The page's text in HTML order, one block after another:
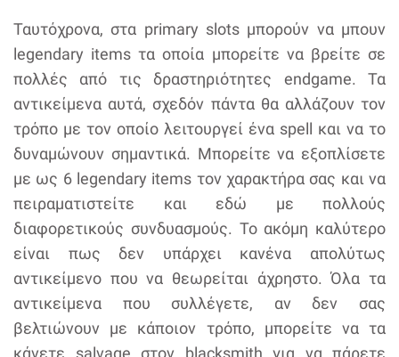
Ταυτόχρονα, στα primary slots μπορούν να μπουν
legendary items τα οποία μπορείτε να βρείτε σε
πολλές από τις δραστηριότητες endgame. Τα
αντικείμενα αυτά, σχεδόν πάντα θα αλλάζουν τον
τρόπο με τον οποίο λειτουργεί ένα spell και να το
δυναμώνουν σημαντικά. Μπορείτε να εξοπλίσετε
με ως 6 legendary items τον χαρακτήρα σας και να
πειραματιστείτε και εδώ με πολλούς
διαφορετικούς συνδυασμούς. Το ακόμη καλύτερο
είναι πως δεν υπάρχει κανένα απολύτως
αντικείμενο που να θεωρείται άχρηστο. Όλα τα
αντικείμενα που συλλέγετε, αν δεν σας
βελτιώνουν με κάποιον τρόπο, μπορείτε να τα